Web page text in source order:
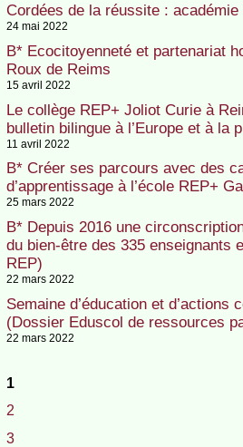
Cordées de la réussite :
24 mai 2022
B* Ecocitoyenneté et partenariat
Roux de Reims
15 avril 2022
Le collège REP+ Joliot Curie à
bulletin bilingue à l’Europe et à la
11 avril 2022
B* Créer ses parcours avec des
d’apprentissage à l’école REP+
25 mars 2022
B* Depuis 2016 une
du bien-être des 335 enseignants
REP)
22 mars 2022
Semaine d’éducation et
(Dossier Eduscol de ressources
22 mars 2022
1
2
3